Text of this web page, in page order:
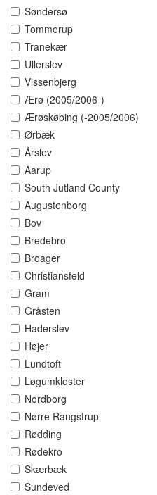
Søndersø
Tommerup
Tranekær
Ullerslev
Vissenbjerg
Ærø (2005/2006-)
Ærøskøbing (-2005/2006)
Ørbæk
Årslev
Aarup
South Jutland County
Augustenborg
Bov
Bredebro
Broager
Christiansfeld
Gram
Gråsten
Haderslev
Højer
Lundtoft
Løgumkloster
Nordborg
Nørre Rangstrup
Rødding
Rødekro
Skærbæk
Sundeved